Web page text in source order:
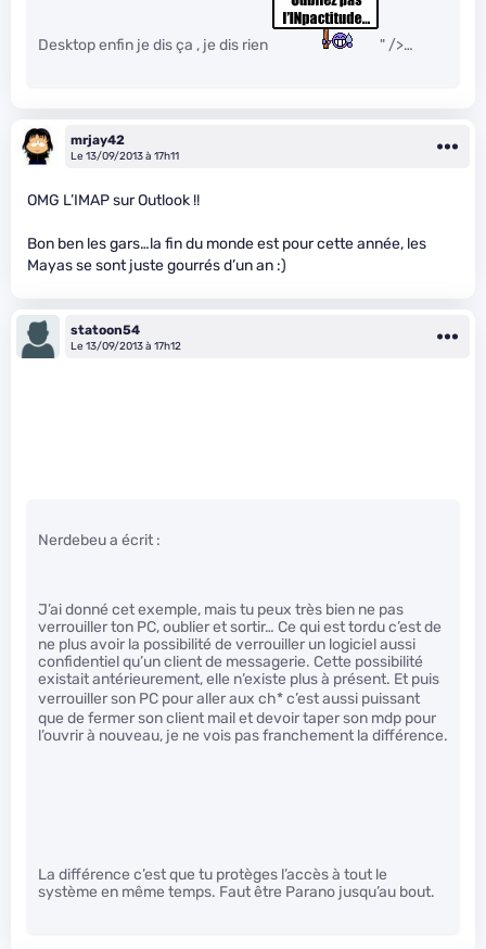
Desktop enfin je dis ça , je dis rien " />…
mrjay42
Le 13/09/2013 à 17h11
OMG L’IMAP sur Outlook !!
Bon ben les gars…la fin du monde est pour cette année, les
Mayas se sont juste gourrés d’un an :)
statoon54
Le 13/09/2013 à 17h12
Nerdebeu a écrit :
J’ai donné cet exemple, mais tu peux très bien ne pas
verrouiller ton PC, oublier et sortir… Ce qui est tordu c’est de
ne plus avoir la possibilité de verrouiller un logiciel aussi
confidentiel qu’un client de messagerie. Cette possibilité
existait antérieurement, elle n’existe plus à présent. Et puis
verrouiller son PC pour aller aux ch* c’est aussi puissant
que de fermer son client mail et devoir taper son mdp pour
l’ouvrir à nouveau, je ne vois pas franchement la différence.
La différence c’est que tu protèges l’accès à tout le
système en même temps. Faut être Parano jusqu’au bout.